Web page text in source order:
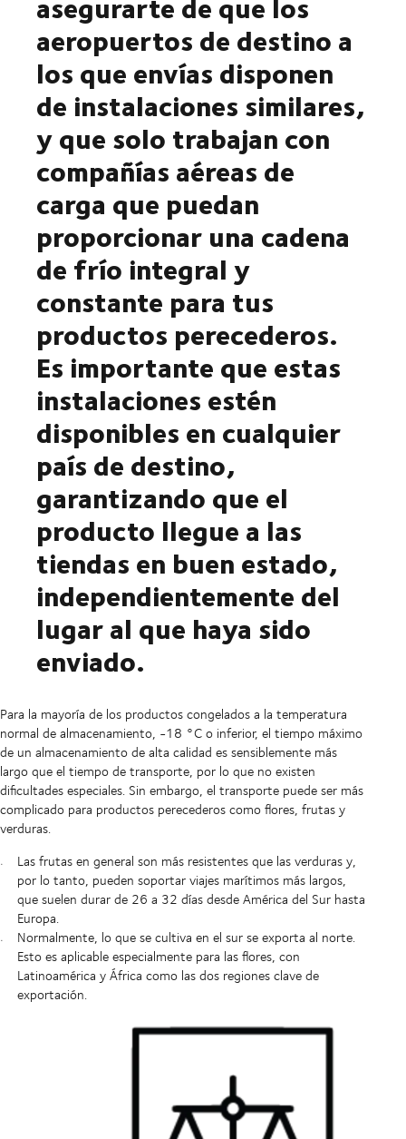
aeropuertos de destino a
los que envías disponen
de instalaciones similares,
y que solo trabajan con
compañías aéreas de
carga que puedan
proporcionar una cadena
de frío integral y
constante para tus
productos perecederos.
Es importante que estas
instalaciones estén
disponibles en cualquier
país de destino,
garantizando que el
producto llegue a las
tiendas en buen estado,
independientemente del
lugar al que haya sido
enviado.
Para la mayoría de los productos congelados a la temperatura
normal de almacenamiento, -18 °C o inferior, el tiempo máximo
de un almacenamiento de alta calidad es sensiblemente más
largo que el tiempo de transporte, por lo que no existen
dificultades especiales. Sin embargo, el transporte puede ser más
complicado para productos perecederos como flores, frutas y
verduras.
Las frutas en general son más resistentes que las verduras y,
por lo tanto, pueden soportar viajes marítimos más largos,
que suelen durar de 26 a 32 días desde América del Sur hasta
Europa.
Normalmente, lo que se cultiva en el sur se exporta al norte.
Esto es aplicable especialmente para las flores, con
Latinoamérica y África como las dos regiones clave de
exportación.